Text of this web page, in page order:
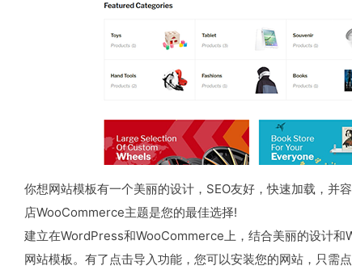
你想网站模板有一个美丽的设计，SEO友好，快速加载，并
店WooCommerce主题是您的最佳选择!
建立在WordPress和WooCommerce上，结合美丽的设计和
网站模板。有了点击导入功能，您可以安装您的网站，只需